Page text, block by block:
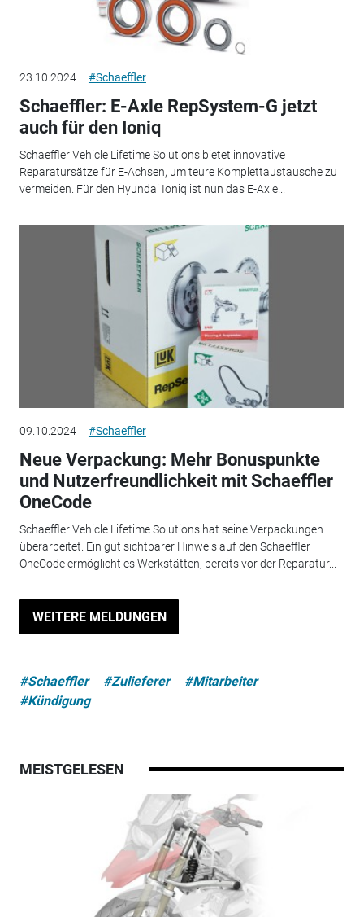
23.10.2024 #Schaeffler
Schaeffler: E-Axle RepSystem-G jetzt
auch für den Ioniq
Schaeffler Vehicle Lifetime Solutions bietet innovative
Reparatursätze für E-Achsen, um teure Komplettaustausche zu
vermeiden. Für den Hyundai Ioniq ist nun das E-Axle...
09.10.2024 #Schaeffler
Neue Verpackung: Mehr Bonuspunkte
und Nutzerfreundlichkeit mit Schaeffler
OneCode
Schaeffler Vehicle Lifetime Solutions hat seine Verpackungen
überarbeitet. Ein gut sichtbarer Hinweis auf den Schaeffler
OneCode ermöglicht es Werkstätten, bereits vor der Reparatur...
WEITERE MELDUNGEN
#Schaeffler #Zulieferer
#Mitarbeiter
#Kündigung
MEISTGELESEN